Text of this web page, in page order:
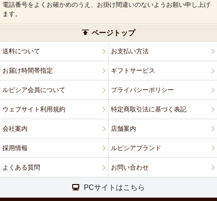
電話番号をよくお確かめのうえ、お掛け間違いのないようお願い申し上げ
ます。
ページトップ
送料について お支払い方法
お届け時間帯指定 ギフトサービス
ルピシア会員について プライバシーポリシー
ウェブサイト利用規約 特定商取引法に基づく表記
会社案内 店舗案内
採用情報 ルピシアブランド
よくある質問 お問い合わせ
PCサイトはこちら